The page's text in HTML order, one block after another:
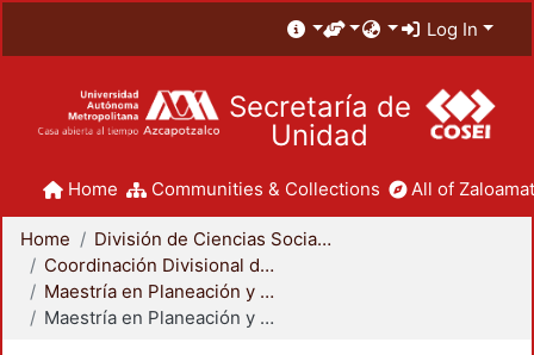
Log In
Secretaría de
Unidad
Home Communities & Collections All of
Home
División de Ciencias Sociales y Humanidades
Coordinación Divisional de Posgrado
Maestría en Planeación y Políticas Metropolitanas
Maestría en Planeación y Políticas Metropolitanas